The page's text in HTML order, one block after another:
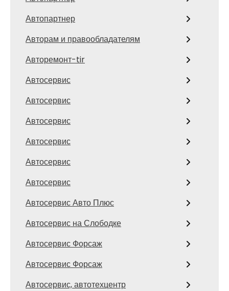
Автопартнер
Авторам и правообладателям
Авторемонт-tir
Автосервис
Автосервис
Автосервис
Автосервис
Автосервис
Автосервис
Автосервис Авто Плюс
Автосервис на Слободке
Автосервис Форсаж
Автосервис Форсаж
Автосервис, автотехцентр